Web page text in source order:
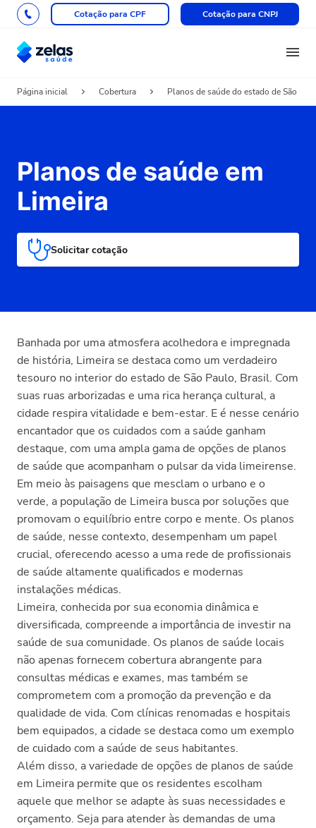
Cotação para CPF Cotação para CNPJ
Página inicial Cobertura Planos de saúde do estado de São
Planos de saúde em
Limeira
Solicitar cotação
Banhada por uma atmosfera acolhedora e impregnada
de história, Limeira se destaca como um verdadeiro
tesouro no interior do estado de São Paulo, Brasil. Com
suas ruas arborizadas e uma rica herança cultural, a
cidade respira vitalidade e bem-estar. E é nesse cenário
encantador que os cuidados com a saúde ganham
destaque, com uma ampla gama de opções de planos
de saúde que acompanham o pulsar da vida limeirense.
Em meio às paisagens que mesclam o urbano e o
verde, a população de Limeira busca por soluções que
promovam o equilíbrio entre corpo e mente. Os planos
de saúde, nesse contexto, desempenham um papel
crucial, oferecendo acesso a uma rede de profissionais
de saúde altamente qualificados e modernas
instalações médicas.
Limeira, conhecida por sua economia dinâmica e
diversificada, compreende a importância de investir na
saúde de sua comunidade. Os planos de saúde locais
não apenas fornecem cobertura abrangente para
consultas médicas e exames, mas também se
comprometem com a promoção da prevenção e da
qualidade de vida. Com clínicas renomadas e hospitais
bem equipados, a cidade se destaca como um exemplo
de cuidado com a saúde de seus habitantes.
Além disso, a variedade de opções de planos de saúde
em Limeira permite que os residentes escolham
aquele que melhor se adapte às suas necessidades e
orçamento. Seja para atender às demandas de uma